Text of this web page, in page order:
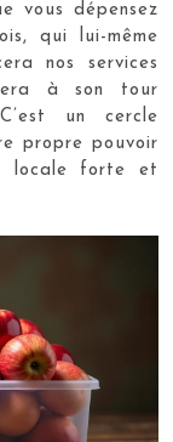
vous dépensez
qui lui-même
nos services
à son tour
un cercle
propre pouvoir
locale forte et